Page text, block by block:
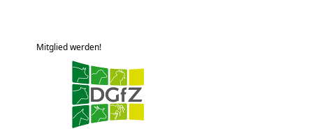
Mitglied werden!